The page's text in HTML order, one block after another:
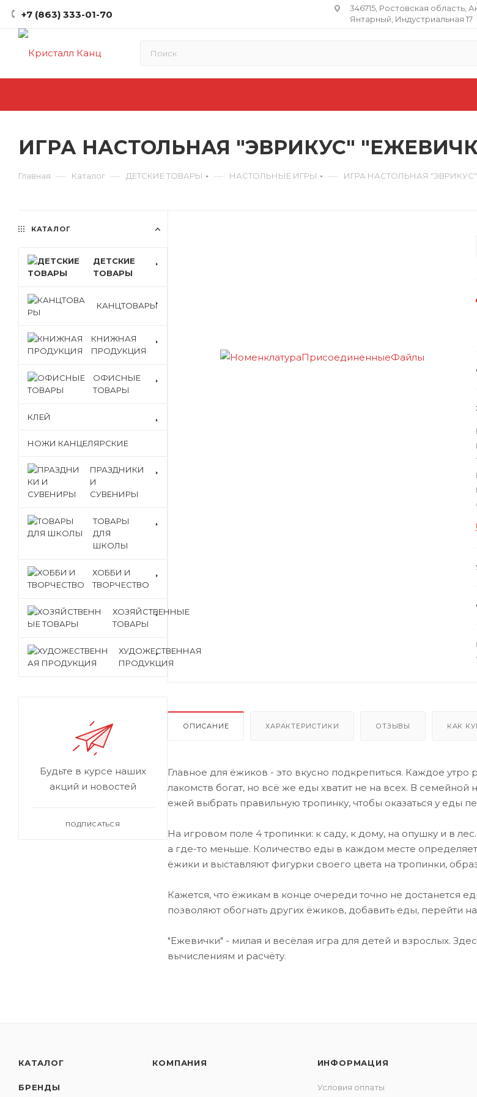
+7 (863) 333-01-70
346715, Ростовская область​,
Янтарный, Индустриальная 17
ИГРА НАСТОЛЬНАЯ "ЭВРИКУС"
Главная — Каталог — ДЕТСКИЕ ТОВАРЫ — НАСТОЛЬНЫЕ ИГРЫ — ИГРА НАСТОЛЬНАЯ "ЭВРИКУС"
ОПИСАНИЕ ХАРАКТЕРИСТИКИ ОТЗЫВЫ КАК
Главное для ёжиков - это вкусно подкрепиться. Каждое
лакомств богат, но всё же еды хватит не на всех. В
ежей выбрать правильную тропинку, чтобы оказаться у еды
На игровом поле 4 тропинки: к саду, к дому, на опушку и в
а где-то меньше. Количество еды в каждом месте
ёжики и выставляют фигурки своего цвета на тропинки,
Кажется, что ёжикам в конце очереди точно не достанется
позволяют обогнать других ёжиков, добавить еды, перейти
"Ежевички" - милая и весёлая игра для детей и взрослых.
вычислениям и расчёту.
КАТАЛОГ
ДЕТСКИЕ
ТОВАРЫ
КАНЦТОВАРЫ
КНИЖНАЯ
ПРОДУКЦИЯ
ОФИСНЫЕ
ТОВАРЫ
КЛЕЙ
НОЖИ КАНЦЕЛЯРСКИЕ
ПРАЗДНИКИ
И
СУВЕНИРЫ
ТОВАРЫ
ДЛЯ
ШКОЛЫ
ХОББИ И
ТВОРЧЕСТВО
ХОЗЯЙСТВЕННЫЕ
ТОВАРЫ
ХУДОЖЕСТВЕННАЯ
ПРОДУКЦИЯ
Будьте в курсе наших
акций и новостей
ПОДПИСАТЬСЯ
КАТАЛОГ
БРЕНДЫ
КОМПАНИЯ ИНФОРМАЦИЯ
Условия оплаты